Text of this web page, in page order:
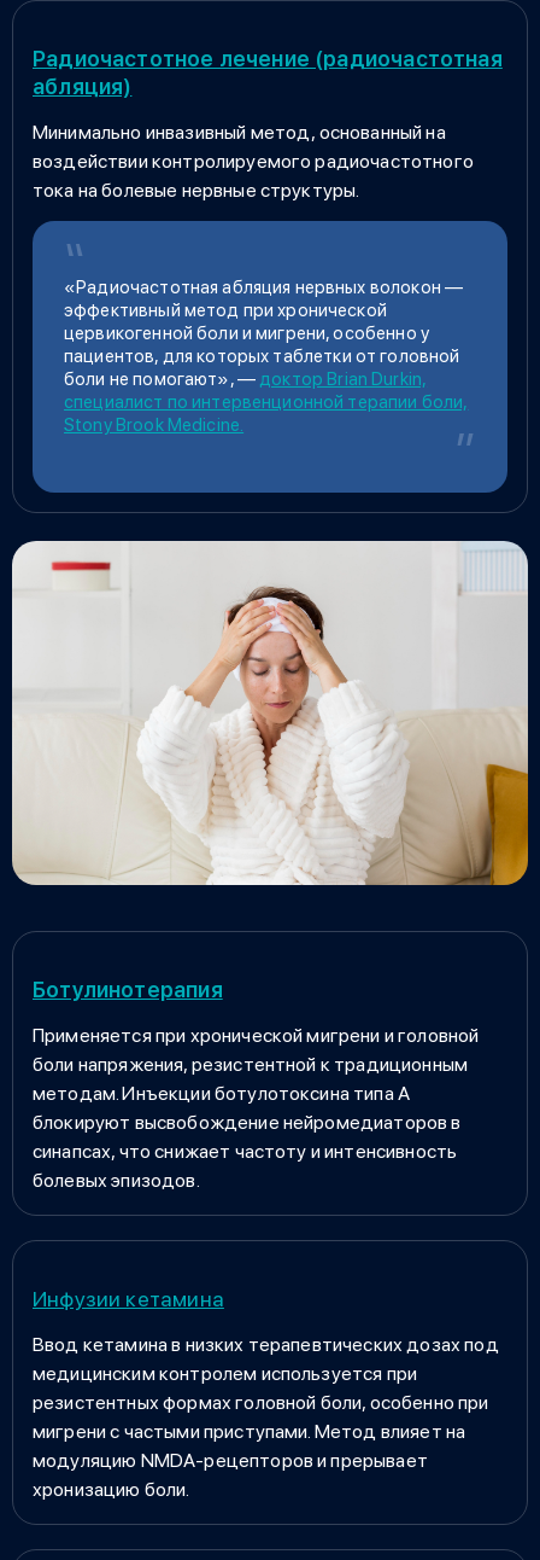
Радиочастотное лечение (радиочастотная
абляция)
Минимально инвазивный метод, основанный на
воздействии контролируемого радиочастотного
тока на болевые нервные структуры.
«Радиочастотная абляция нервных волокон —
эффективный метод при хронической
цервикогенной боли и мигрени, особенно у
пациентов, для которых таблетки от головной
боли не помогают», — доктор Brian Durkin,
специалист по интервенционной терапии боли,
Stony Brook Medicine.
Ботулинотерапия
Применяется при хронической мигрени и головной
боли напряжения, резистентной к традиционным
методам. Инъекции ботулотоксина типа А
блокируют высвобождение нейромедиаторов в
синапсах, что снижает частоту и интенсивность
болевых эпизодов.
Инфузии кетамина
Ввод кетамина в низких терапевтических дозах под
медицинским контролем используется при
резистентных формах головной боли, особенно при
мигрени с частыми приступами. Метод влияет на
модуляцию NMDA-рецепторов и прерывает
хронизацию боли.